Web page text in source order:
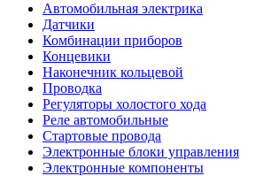
Автомобильная электрика
Датчики
Комбинации приборов
Концевики
Наконечник кольцевой
Проводка
Регуляторы холостого хода
Реле автомобильные
Стартовые провода
Электронные блоки управления
Электронные компоненты